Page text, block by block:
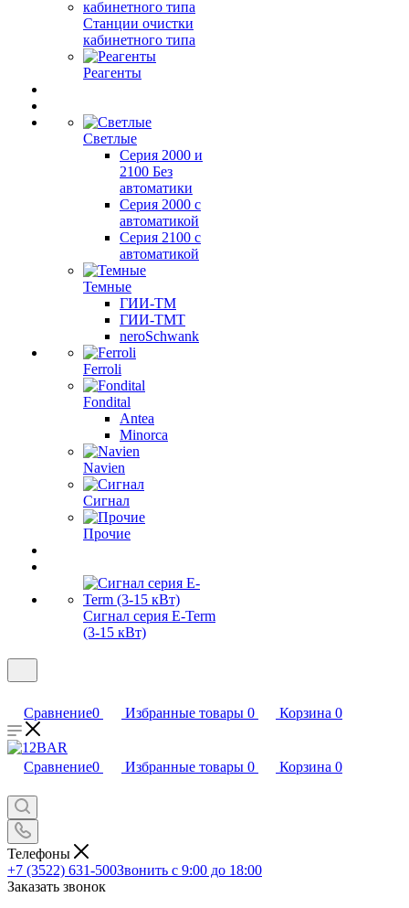
Станции очистки
кабинетного типа
Реагенты
Светлые
Серия 2000 и
2100 Без
автоматики
Серия 2000 с
автоматикой
Серия 2100 с
автоматикой
Темные
ГИИ-ТМ
ГИИ-ТМТ
neroSchwank
Ferroli
Fondital
Antea
Minorca
Navien
Сигнал
Прочие
Сигнал серия E-Term
(3-15 кВт)
Сравнение0 Избранные товары 0 Корзина 0
Сравнение0 Избранные товары 0 Корзина 0
Телефоны
+7 (3522) 631-500Звонить с 9:00 до 18:00
Заказать звонок